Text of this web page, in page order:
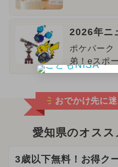
2026年ニ
ポケパーク
弟！eスポ
おでかけ先に
愛知県のオス
3歳以下無料！お得ク